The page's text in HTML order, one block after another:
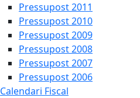
Pressupost 2011
Pressupost 2010
Pressupost 2009
Pressupost 2008
Pressupost 2007
Pressupost 2006
Calendari Fiscal